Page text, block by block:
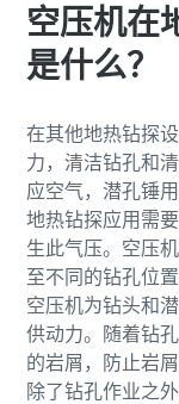
空压机在
是什么？
在其他地热钻探
力，清洁钻孔和
应空气，潜孔锤
地热钻探应用需
生此气压。空压
至不同的钻孔位置
空压机为钻头和
供动力。随着钻
的岩屑，防止岩
除了钻孔作业之